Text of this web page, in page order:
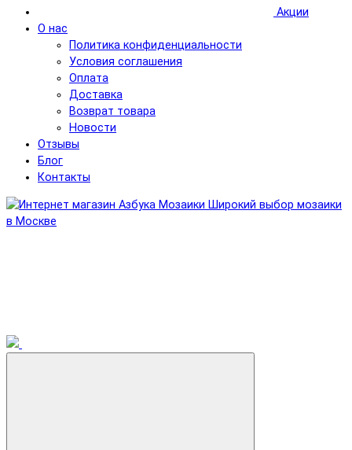
Акции
О нас
Политика конфиденциальности
Условия соглашения
Оплата
Доставка
Возврат товара
Новости
Отзывы
Блог
Контакты
Широкий выбор мозаики
в Москве